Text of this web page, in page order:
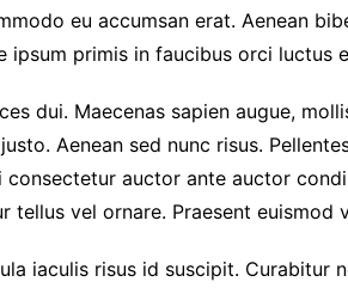
eu accumsan erat. Aenean
ipsum primis in faucibus orci luctus
dui. Maecenas sapien augue,
Aenean sed nunc risus.
auctor ante auctor
tellus vel ornare. Praesent euismod
iaculis risus id suscipit.